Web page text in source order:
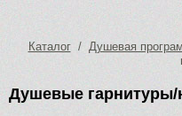
Каталог/ Душевая
Душевые гарнитуры/